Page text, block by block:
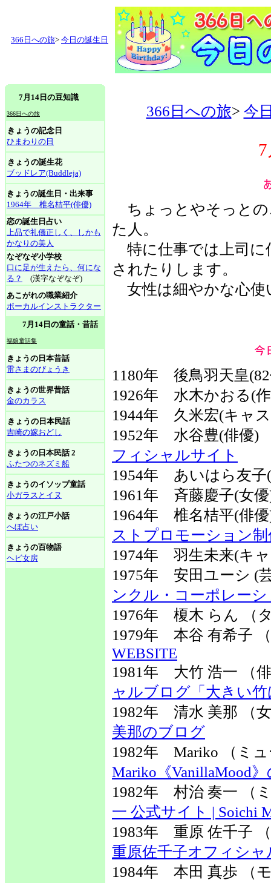
366日への旅> 今日の誕生日
7月14日の豆知識
366日への旅
きょうの記念日
ひまわりの日
きょうの誕生花
ブッドレア(Buddleja)
きょうの誕生日・出来事
1964年 椎名桔平(俳優)
恋の誕生日占い
上品で礼儀正しく、しかも
かなりの美人
なぞなぞ小学校
口に足が生えたら、何にな
る？
(漢字なぞなぞ)
あこがれの職業紹介
ボーカルインストラクター
7月14日の童話・昔話
福娘童話集
きょうの日本昔話
雷さまのびょうき
きょうの世界昔話
金のカラス
きょうの日本民話
吉崎の嫁おどし
きょうの日本民話 2
ふたつのネズミ船
きょうのイソップ童話
小ガラスとイヌ
きょうの江戸小話
へぼ占い
きょうの百物語
ヘビ女房
366日への旅> 今
ちょっとやそっとの
た人。
特に仕事では上司に
されたりします。
女性は細やかな心使
1180年 後鳥羽天皇
1926年 水木かおる(
1944年 久米宏(キ
1952年 水谷豊(俳
フィシャルサイト
1954年 あいはら友子
1961年 斉藤慶子(女
1964年 椎名桔平(
ストプロモーション制
1974年 羽生未来(キ
1975年 安田ユー
ンクル・コーポレー
1976年 榎木 らん （
1979年 本谷 有希
WEBSITE
1981年 大竹 浩一
ャルブログ「大きい
1982年 清水 美那
美那のブログ
1982年 Mariko （
Mariko《VanillaMood
1982年 村治 奏一
一 公式サイト | Soichi
1983年 重原 佐千
重原佐千子オフィシ
1984年 本田 真歩 （